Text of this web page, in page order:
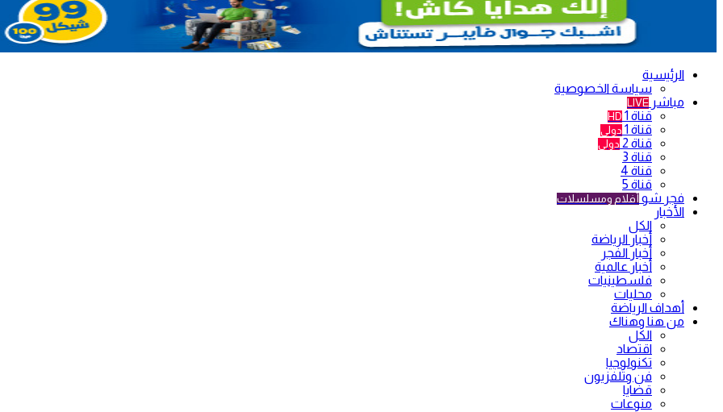
الرئيسية
سياسة الخصوصية
مباشر LIVE
قناة 1 HD
قناة 1 دولي
قناة 2 دولي
قناة 3
قناة 4
قناة 5
فجر شو أفلام ومسلسلات
الأخبار
الكل
أخبار الرياضة
أخبار الفجر
أخبار عالمية
فلسطينيات
محليات
أهداف الرياضة
من هنا وهناك
الكل
اقتصاد
تكنولوجيا
فن وتلفزيون
قضايا
منوعات